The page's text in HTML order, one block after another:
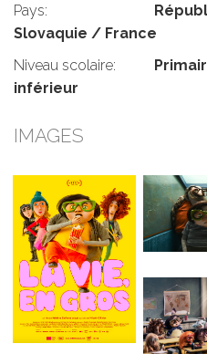
Pays:
Slovaquie / France
Niveau scolaire:
inférieur
IMAGES